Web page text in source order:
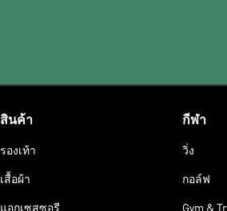
สินค้า
รองเท้า
เสื้อผ้า
แอกเซสซอรี
กีฬา
วิ่ง
กอล์ฟ
Gym &